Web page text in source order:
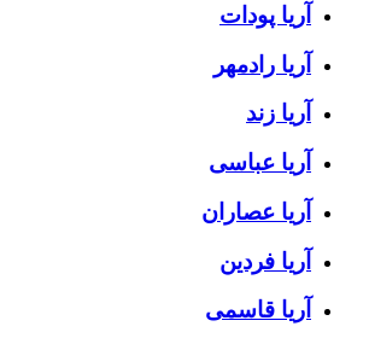
آریا پودات
آریا رادمهر
آریا زند
آریا عباسی
آریا عصاران
آریا فردین
آریا قاسمی